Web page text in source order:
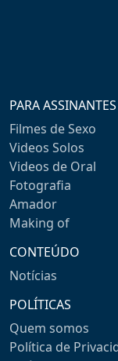
PARA ASSINANTES
Filmes de Sexo
Videos Solos
Videos de Oral
Fotografia
Amador
Making of
CONTEÚDO
Notícias
POLÍTICAS
Quem somos
Política de